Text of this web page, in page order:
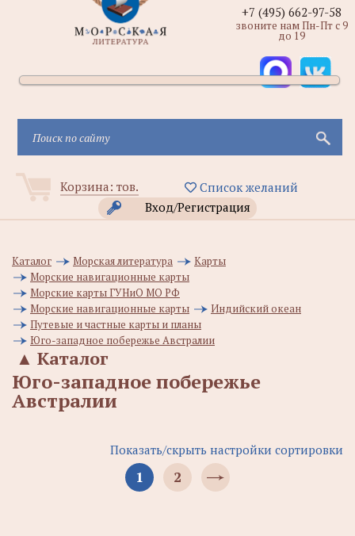
Корзина: тов.
Список желаний
Вход/Регистрация
+7 (495) 662-97-58
звоните нам Пн-Пт с 9
до 19
Каталог Морская литература
Карты
Морские навигационные карты
Морские карты ГУНиО МО РФ
Морские навигационные карты
Индийский океан
Путевые и частные карты и планы
Юго-западное побережье Австралии
Каталог
▲
Юго-западное побережье
Австралии
Показать/скрыть настройки сортировки
1 2